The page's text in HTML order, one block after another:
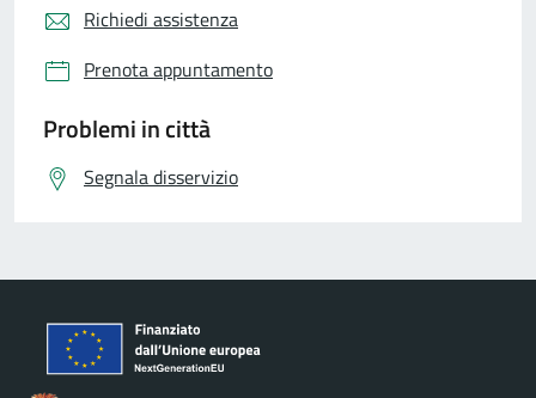
Richiedi assistenza
Prenota appuntamento
Problemi in città
Segnala disservizio